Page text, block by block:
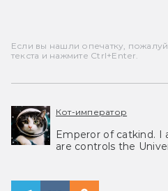
Если вы нашли опечатку,
текста и нажмите Ctrl+Enter.
Кот-император
Emperor of catkind. I
are controls the